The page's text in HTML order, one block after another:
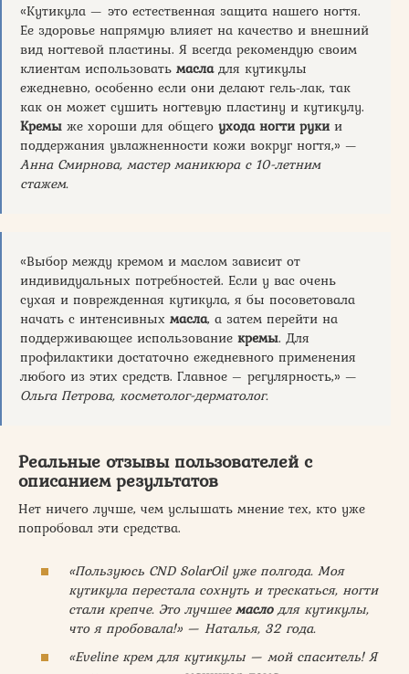
«Кутикула — это естественная защита нашего ногтя.
Ее здоровье напрямую влияет на качество и внешний
вид ногтевой пластины. Я всегда рекомендую своим
клиентам использовать масладля кутикулы
ежедневно, особенно если они делают гель-лак, так
как он может сушить ногтевую пластину и кутикулу.
Кремы же хороши для общего ухода ногти рукии
поддержания увлажненности кожи вокруг ногтя,» —
Анна Смирнова, мастер маникюра с 10-летним
стажем.
«Выбор между кремом и маслом зависит от
индивидуальных потребностей. Если у вас очень
сухая и поврежденная кутикула, я бы посоветовала
начать с интенсивных масла, а затем перейти на
поддерживающее использование кремы. Для
профилактики достаточно ежедневного применения
любого из этих средств. Главное – регулярность,» —
Ольга Петрова, косметолог-дерматолог.
Реальные отзывы пользователей с
описанием результатов
Нет ничего лучше, чем услышать мнение тех, кто уже
попробовал эти средства.
«Пользуюсь CND SolarOil уже полгода. Моя
кутикула перестала сохнуть и трескаться, ногти
стали крепче. Это лучшеемаслодля кутикулы,
что я пробовала!» — Наталья, 32 года.
«Eveline крем для кутикулы — мой спаситель! Я